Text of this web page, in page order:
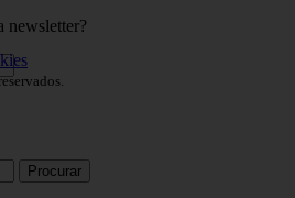
newsletter?
Procurar